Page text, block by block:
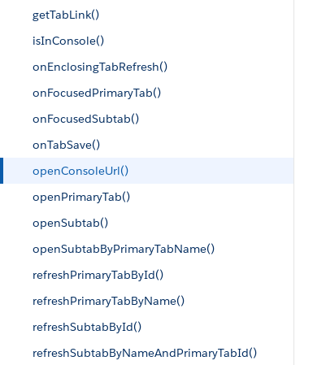
getTabLink()
isInConsole()
onEnclosingTabRefresh()
onFocusedPrimaryTab()
onFocusedSubtab()
onTabSave()
openConsoleUrl()
openPrimaryTab()
openSubtab()
openSubtabByPrimaryTabName()
refreshPrimaryTabById()
refreshPrimaryTabByName()
refreshSubtabById()
refreshSubtabByNameAndPrimaryTabId()